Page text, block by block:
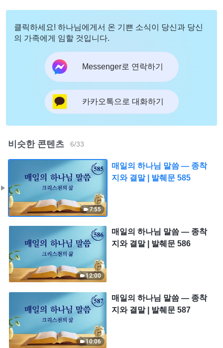
클릭하세요! 하나님에게서 온 기쁜 소식이 당신과 당신
의 가족에게 임할 것입니다.
Messenger로 연락하기
카카오톡으로 대화하기
비슷한 콘텐츠 6/33
7:55
매일의 하나님 말씀 ― 종착
지와 결말 | 발췌문 585
12:00
매일의 하나님 말씀 ― 종착
지와 결말 | 발췌문 586
10:06
매일의 하나님 말씀 ― 종착
지와 결말 | 발췌문 587